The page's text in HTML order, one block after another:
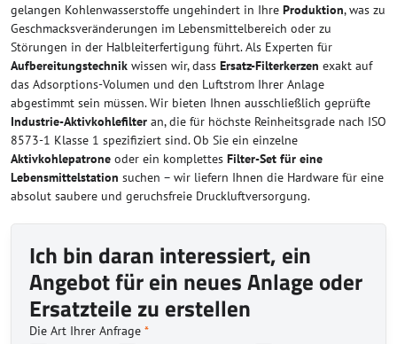
gelangen Kohlenwasserstoffe ungehindert in Ihre Produktion, was zu
Geschmacksveränderungen im Lebensmittelbereich oder zu
Störungen in der Halbleiterfertigung führt. Als Experten für
Aufbereitungstechnik wissen wir, dass Ersatz-Filterkerzen exakt auf
das Adsorptions-Volumen und den Luftstrom Ihrer Anlage
abgestimmt sein müssen. Wir bieten Ihnen ausschließlich geprüfte
Industrie-Aktivkohlefilter an, die für höchste Reinheitsgrade nach ISO
8573-1 Klasse 1 spezifiziert sind. Ob Sie ein einzelne
Aktivkohlepatrone oder ein komplettes Filter-Set für eine
Lebensmittelstation suchen – wir liefern Ihnen die Hardware für eine
absolut saubere und geruchsfreie Druckluftversorgung.
Ich bin daran interessiert, ein
Angebot für ein neues Anlage oder
Ersatzteile zu erstellen
Die Art Ihrer Anfrage *